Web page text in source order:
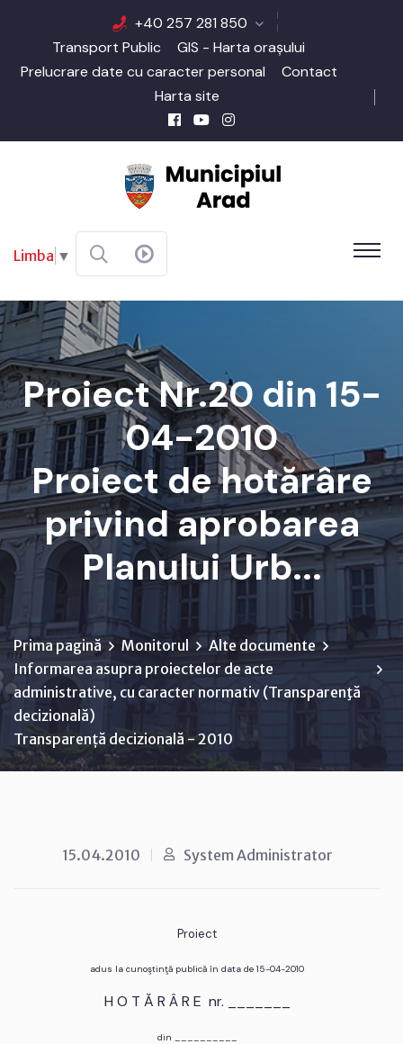
+40 257 281 850
Transport Public
GIS - Harta orașului
Prelucrare date cu caracter personal
Contact
Harta site
Limba ▼
Proiect Nr.20 din 15-
04-2010
Proiect de hotărâre
privind aprobarea
Planului Urb...
Prima pagină Monitorul
Alte documente
Informarea asupra proiectelor de acte
administrative, cu caracter normativ (Transparenţă
decizională)
Transparență decizională - 2010
15.04.2010 System Administrator
Proiect
adus la cunoştinţă publică în data de 15-04-2010
H O T Ă R Â R E nr. _______
din __________